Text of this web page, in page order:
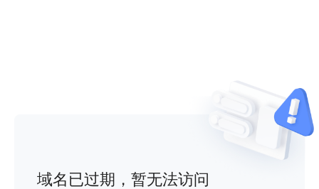
域名已过期，暂无法访问